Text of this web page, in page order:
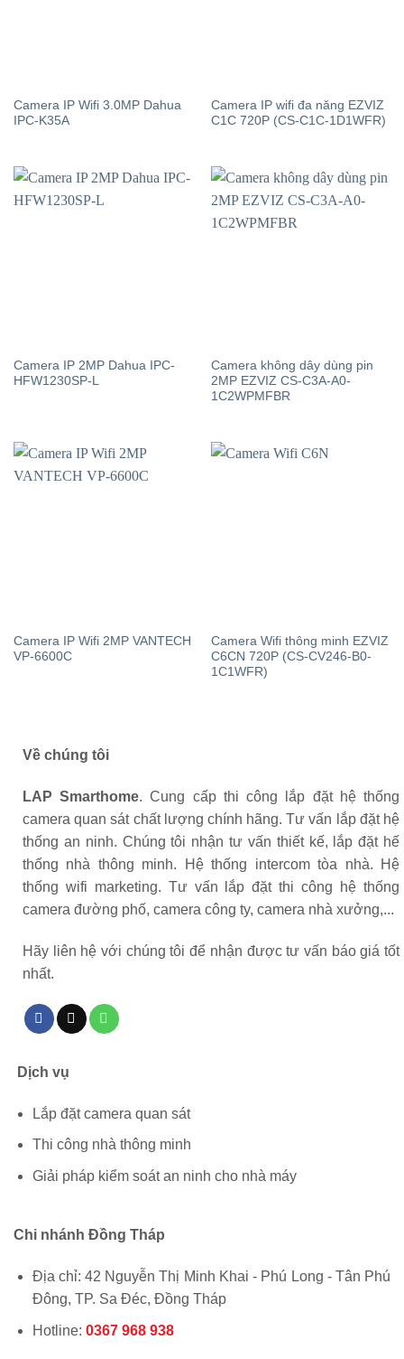
Camera IP Wifi 3.0MP Dahua
IPC-K35A
Camera IP wifi đa năng EZVIZ
C1C 720P (CS-C1C-1D1WFR)
Camera IP 2MP Dahua IPC-
HFW1230SP-L
Camera không dây dùng pin
2MP EZVIZ CS-C3A-A0-
1C2WPMFBR
Camera IP Wifi 2MP VANTECH
VP-6600C
Camera Wifi thông minh EZVIZ
C6CN 720P (CS-CV246-B0-
1C1WFR)
Về chúng tôi
LAP Smarthome. Cung cấp thi công lắp đặt hệ thống
camera quan sát chất lượng chính hãng. Tư vấn lắp đặt hệ
thống an ninh. Chúng tôi nhận tư vấn thiết kế, lắp đặt hế
thống nhà thông minh. Hệ thống intercom tòa nhà. Hệ
thống wifi marketing. Tư vấn lắp đặt thi công hệ thống
camera đường phố, camera công ty, camera nhà xưởng,...
Hãy liên hệ với chúng tôi để nhận được tư vấn báo giá tốt
nhất.
Dịch vụ
Lắp đặt camera quan sát
Thi công nhà thông minh
Giải pháp kiểm soát an ninh cho nhà máy
Chi nhánh Đồng Tháp
Địa chỉ: 42 Nguyễn Thị Minh Khai - Phú Long - Tân Phú
Đông, TP. Sa Đéc, Đồng Tháp
Hotline: 0367 968 938